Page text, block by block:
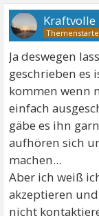
Kraftvolle
Ja deswegen
geschrieben es
kommen wenn
einfach
gäbe es ihn
aufhören sich
machen...
Aber ich weiß
akzeptieren
nicht